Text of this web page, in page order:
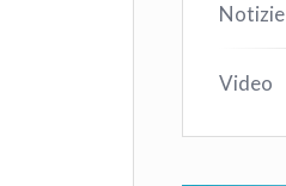
Notizie
Video